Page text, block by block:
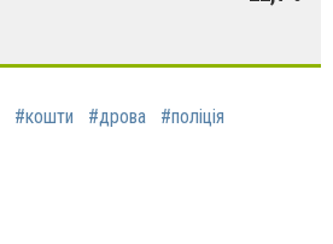
#кошти #дрова #поліція